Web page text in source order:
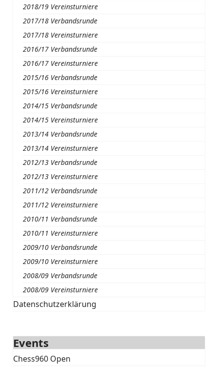
2018/19 Vereinsturniere
2017/18 Verbandsrunde
2017/18 Vereinsturniere
2016/17 Verbandsrunde
2016/17 Vereinsturniere
2015/16 Verbandsrunde
2015/16 Vereinsturniere
2014/15 Verbandsrunde
2014/15 Vereinsturniere
2013/14 Verbandsrunde
2013/14 Vereinsturniere
2012/13 Verbandsrunde
2012/13 Vereinsturniere
2011/12 Verbandsrunde
2011/12 Vereinsturniere
2010/11 Verbandsrunde
2010/11 Vereinsturniere
2009/10 Verbandsrunde
2009/10 Vereinsturniere
2008/09 Verbandsrunde
2008/09 Vereinsturniere
Datenschutzerklärung
Events
Chess960 Open